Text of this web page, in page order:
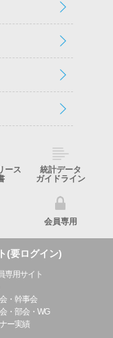
ース
統計データ
ガイドライン
会員専用
(要ログイン)
専用サイト
・幹事会
・部会・WG
ー実績